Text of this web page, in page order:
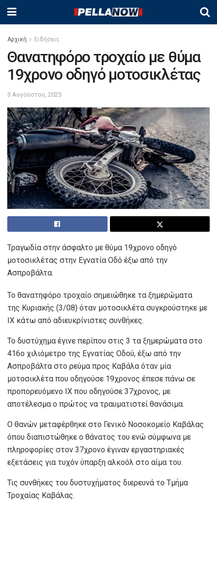
Αρχική Ειδήσεις
Θανατηφόρο τροχαίο με θύμα
19χρονο οδηγό μοτοσικλέτας
3 Αυγούστου, 2025
Τραγωδία στην άσφαλτο με θύμα 19χρονο οδηγό
μοτοσικλέτας στην Εγνατία Οδό έξω από την
Ασπροβάλτα.
Το θανατηφόρο τροχαίο σημειώθηκε τα ξημερώματα
της Κυριακής (3/08) όταν μοτοσικλέτα συγκρούστηκε με
ΙΧ κάτω από αδιευκρίνιστες συνθήκες.
Το δυστύχημα έγινε περίπου στις 3 τα ξημερώματα στο
416ο χιλιόμετρο της Εγνατίας Οδού, έξω από την
Ασπροβάλτα στο ρεύμα προς Καβάλα όταν μία
μοτοσικλέτα που οδηγούσε 19χρονος έπεσε πάνω σε
προπορευόμενο ΙΧ που οδηγούσε 37χρονος, με
αποτέλεσμα ο πρώτος να τραυματιστεί θανάσιμα.
Ο θανών μεταφέρθηκε στο Γενικό Νοσοκομείο Καβάλας
όπου διαπιστώθηκε ο θάνατος του ενώ σύμφωνα με
πληροφορίες στον 37χρονο έγιναν εργαστηριακές
εξετάσεις για τυχόν ύπαρξη αλκοόλ στο αίμα του.
Τις συνθήκες του δυστυχήματος διερευνά το Τμήμα
Τροχαίας Καβάλας.